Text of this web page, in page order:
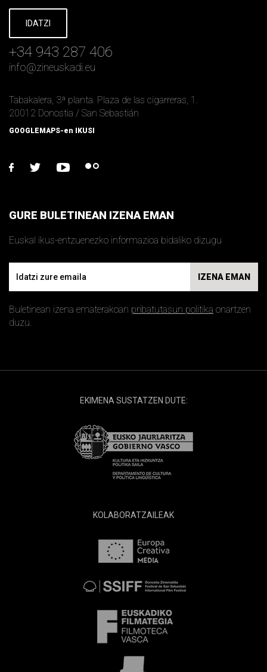
IDATZI
+34 943 287 406
info@zineuskadi.eu
Tabakalera, 3ª planta. Plaza de las cigarreras, 1.
20012 Donostia / San Sebastián
GOOGLEMAPS-en IKUSI
facebook
twitter youtubeflickr
GURE BULETINEAN IZENA EMAN
Euskal ikus-entzuenezko informazioa bidaliko dizugu
IZENA EMAN
Buletinean izena ematerakoan pribatutasun politika onartzen
duzu.
EKIMENA SUSTATZEN DUTE:
KOLABORATZAILEAK